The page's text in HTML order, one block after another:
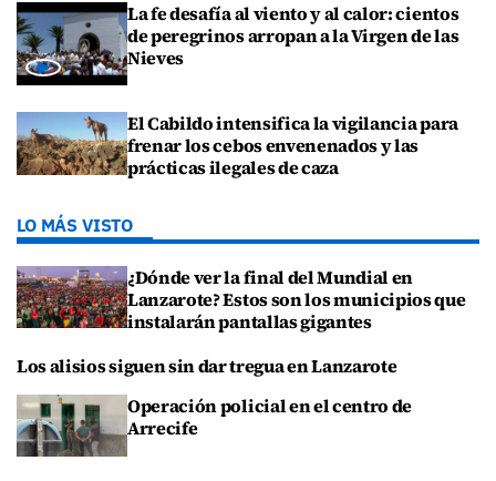
La fe desafía al viento y al calor: cientos
de peregrinos arropan a la Virgen de las
Nieves
El Cabildo intensifica la vigilancia para
frenar los cebos envenenados y las
prácticas ilegales de caza
LO MÁS VISTO
¿Dónde ver la final del Mundial en
Lanzarote? Estos son los municipios que
instalarán pantallas gigantes
Los alisios siguen sin dar tregua en Lanzarote
Operación policial en el centro de
Arrecife